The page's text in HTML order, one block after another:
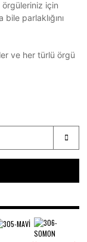
örgüleriniz için
bile parlaklığını
ve her türlü örgü